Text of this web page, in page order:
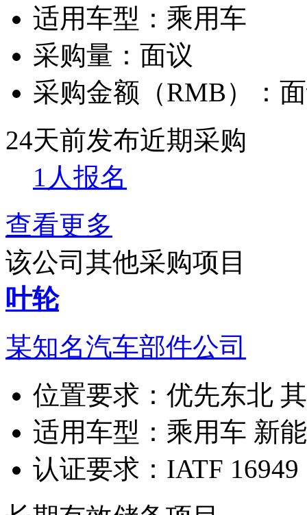
适用车型： 乘用车
采购量： 面议
采购金额（RMB）：
24天前发布近期采购
1人报名
查看更多
该公司其他采购项目
叶轮
某知名汽车部件公司
位置要求： 优先东北
适用车型： 乘用车 新
认证要求： IATF 16949